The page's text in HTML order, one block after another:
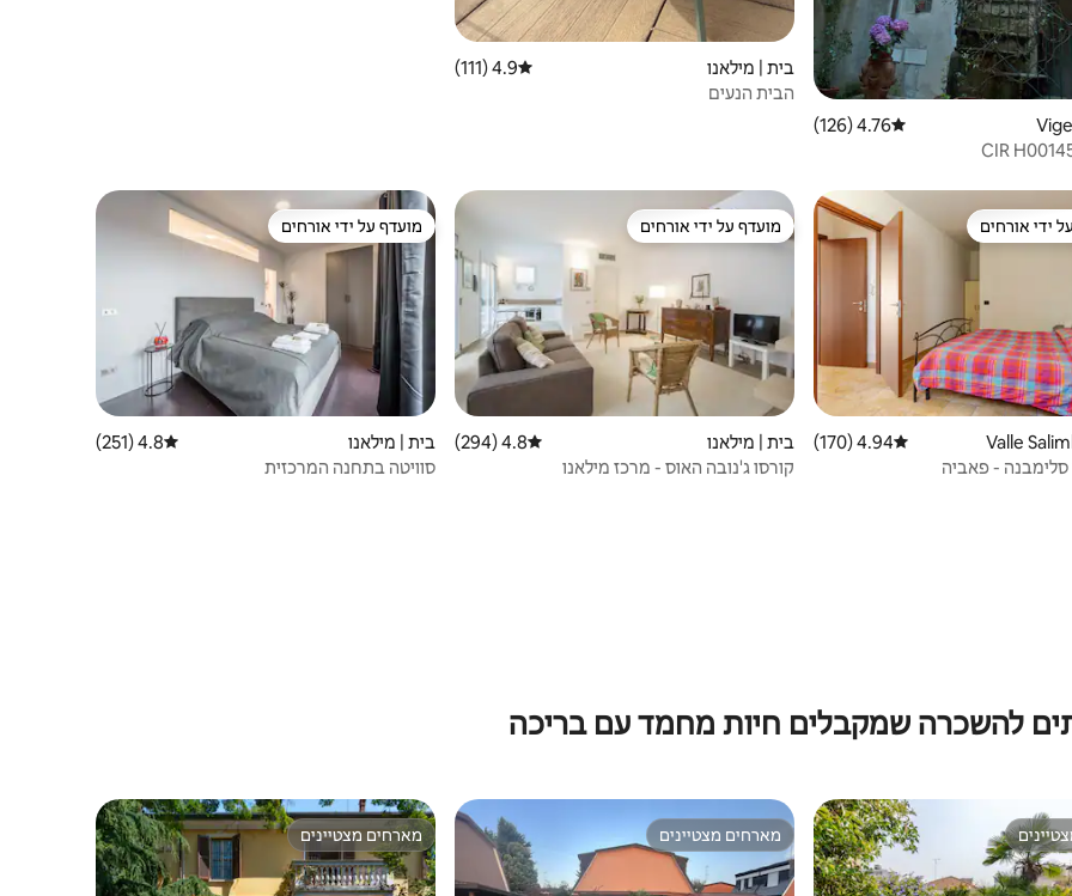
דירוג ממוצע של 4.76 מתוך 5, 126 ביקורות
4.76 (126)
בית | מילאנו דירוג ממוצע של 4.9 מתוך 5, 111 ביקורות
4.9 (111)
הבית הנעים
נכסים מועדפים על ידי אורחים
ידי אורחים
דירוג ממוצע של 4.94 מתוך 5, 170 ביקורות
4.94 (170)
סלימבנה - פאביה
מועדף על ידי אורחים
מועדף על ידי אורחים
בית | מילאנו דירוג ממוצע של 4.8 מתוך 5, 294 ביקורות
4.8 (294)
קורסו ג'נובה האוס - מרכז מילאנו
מועדף על ידי אורחים
מועדף על ידי אורחים
בית | מילאנו דירוג ממוצע של 4.8 מתוך 5, 251 ביקורות
4.8 (251)
סוויטה בתחנה המרכזית
להשכרה שמקבלים חיות מחמד עם בריכה
מארחים מצטיינים
מארחים מצטיינים מארחים מצטיינים
מארחים מצטיינים